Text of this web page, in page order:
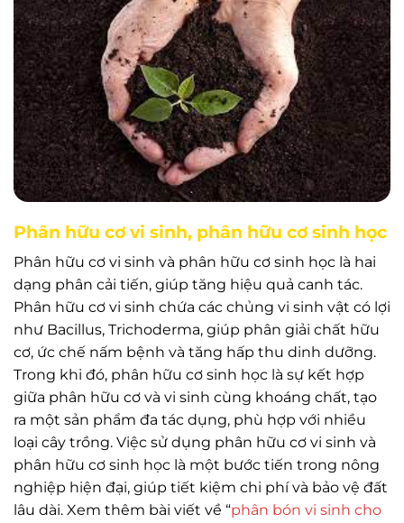
Phân hữu cơ vi sinh, phân hữu cơ sinh học
Phân hữu cơ vi sinh và phân hữu cơ sinh học là hai
dạng phân cải tiến, giúp tăng hiệu quả canh tác.
Phân hữu cơ vi sinh chứa các chủng vi sinh vật có lợi
như Bacillus, Trichoderma, giúp phân giải chất hữu
cơ, ức chế nấm bệnh và tăng hấp thu dinh dưỡng.
Trong khi đó, phân hữu cơ sinh học là sự kết hợp
giữa phân hữu cơ và vi sinh cùng khoáng chất, tạo
ra một sản phẩm đa tác dụng, phù hợp với nhiều
loại cây trồng. Việc sử dụng phân hữu cơ vi sinh và
phân hữu cơ sinh học là một bước tiến trong nông
nghiệp hiện đại, giúp tiết kiệm chi phí và bảo vệ đất
lâu dài. Xem thêm bài viết về “phân bón vi sinh cho